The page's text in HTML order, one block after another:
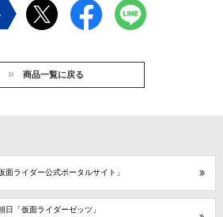
商品一覧に戻る
面ライダー公式ポータルサイト」
日「仮面ライダーゼッツ」